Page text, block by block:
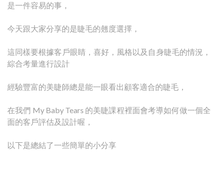
是一件容易的事，
今天跟大家分享的是睫毛的翹度選擇，
這同樣要根據客戶眼睛，喜好，風格以及自身睫毛的情況，
綜合考量進行設計
經驗豐富的美睫師總是能一眼看出顧客適合的睫毛，
在我們 My Baby Tears 的美睫課程裡面會考導如何做一個全
面的客戶評估及設計喔，
以下是總結了一些簡單的小分享